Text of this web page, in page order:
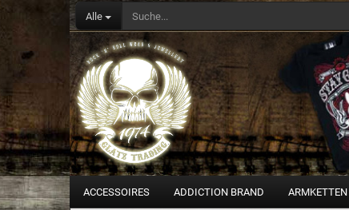
Alle
ACCESSOIRES ADDICTION BRAND ARMKETTEN